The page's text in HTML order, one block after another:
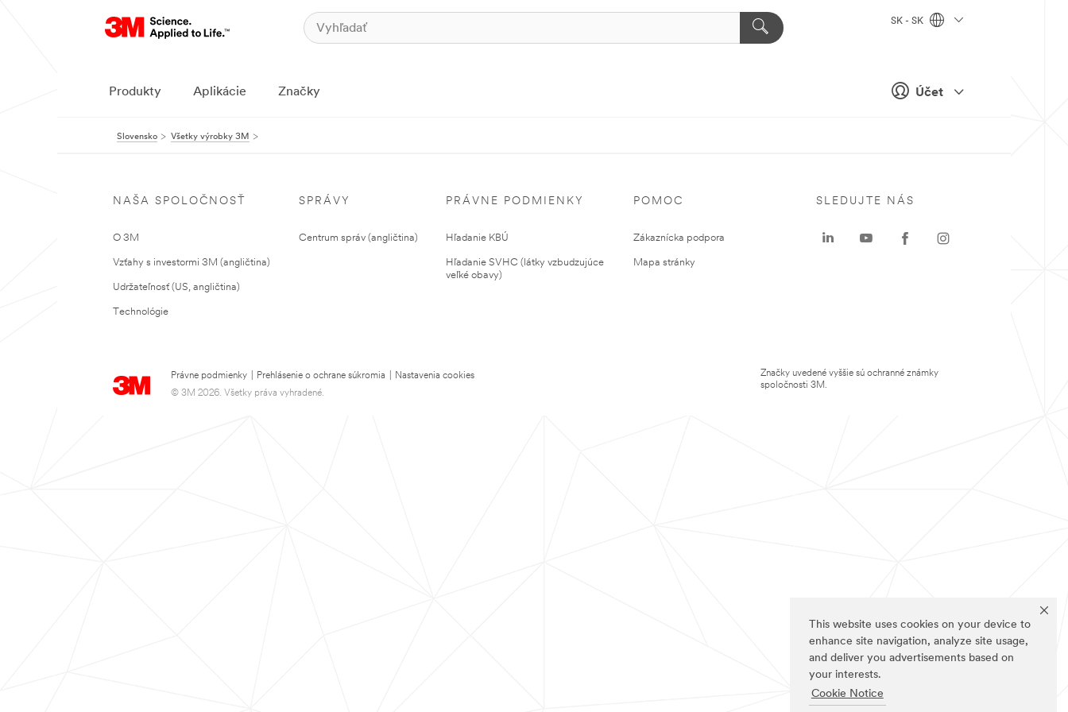
This website uses cookies on your device to
enhance site navigation, analyze site usage,
and deliver you advertisements based on
your interests.
Cookie Notice
Účet
SK - SK
Produkty Aplikácie Značky
Slovensko Všetky výrobky 3M
NAŠA SPOLOČNOSŤ
O 3M
Vzťahy s investormi 3M (angličtina)
Udržateľnosť (US, angličtina)
Technológie
SPRÁVY
Centrum správ (angličtina)
PRÁVNE PODMIENKY
Hľadanie KBÚ
Hľadanie SVHC (látky vzbudzujúce
veľké obavy)
POMOC
Zákaznícka podpora
Mapa stránky
Právne podmienky Prehlásenie o ochrane súkromia
Nastavenia cookies
© 3M 2026. Všetky práva vyhradené.
SLEDUJTE NÁS
Značky uvedené vyššie sú ochranné známky
spoločnosti 3M.